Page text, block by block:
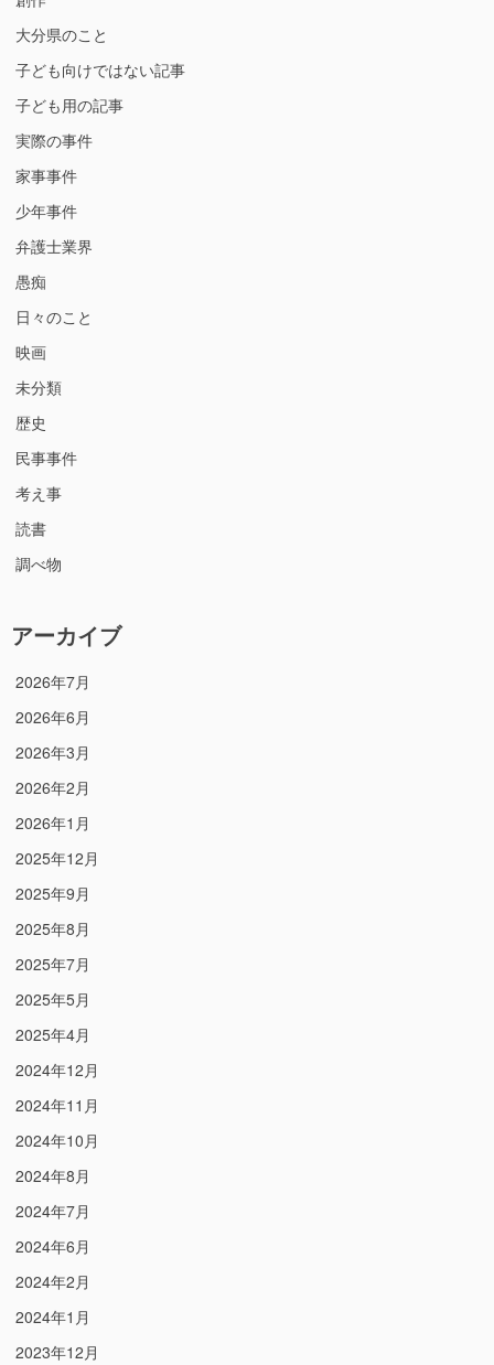
大分県のこと
子ども向けではない記事
子ども用の記事
実際の事件
家事事件
少年事件
弁護士業界
愚痴
日々のこと
映画
未分類
歴史
民事事件
考え事
読書
調べ物
アーカイブ
2026年7月
2026年6月
2026年3月
2026年2月
2026年1月
2025年12月
2025年9月
2025年8月
2025年7月
2025年5月
2025年4月
2024年12月
2024年11月
2024年10月
2024年8月
2024年7月
2024年6月
2024年2月
2024年1月
2023年12月